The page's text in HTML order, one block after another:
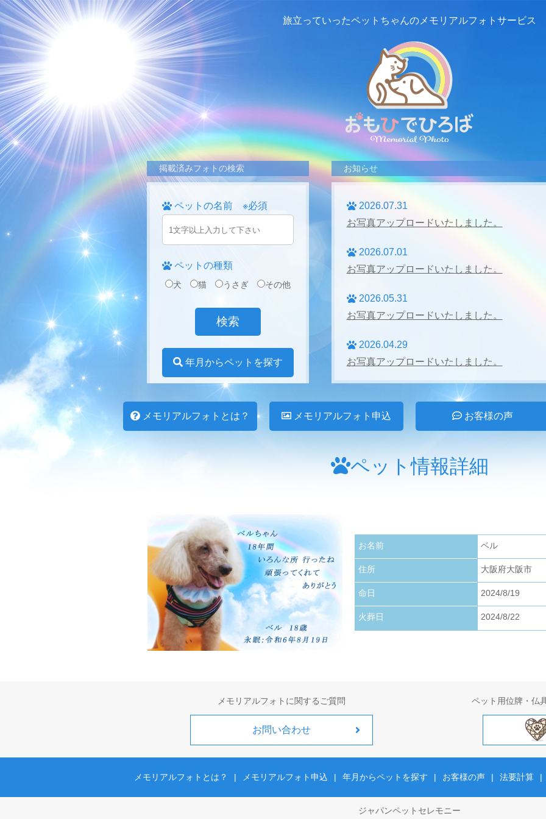
旅立っていったペットちゃんの メモリアルフォトサービス
掲載済みフォトの検索
ペットの名前 ※必須
ペットの種類
犬 猫 うさぎ その他
年月からペットを探す
お知らせ
2026.07.31
お写真アップロードいたしました。
2026.07.01
お写真アップロードいたしました。
2026.05.31
お写真アップロードいたしました。
2026.04.29
お写真アップロードいたしました。
お写真アップロードいたしました。
お写真アップロードいたしました。
2026.01.22
お写真アップロードいたしました。
2026.01.01
メモリアルフォトとは？ メモリアルフォト申込 お客様の声
ペット情報詳細
お名前 ベル
住所 大阪府大阪市
命日 2024/8/19
火葬日 2024/8/22
メモリアルフォトに関するご質問
お問い合わせ
ペット用位牌・仏
メモリアルフォトとは？ | メモリアルフォト申込 | 年月からペットを探す | お客様の声 | 法要計算 |
ジャパンペットセレモニー